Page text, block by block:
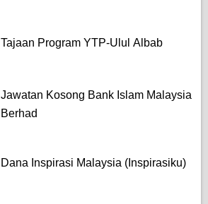
Tajaan Program YTP-Ulul Albab
Jawatan Kosong Bank Islam Malaysia
Berhad
Dana Inspirasi Malaysia (Inspirasiku)